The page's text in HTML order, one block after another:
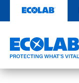
Inhalt